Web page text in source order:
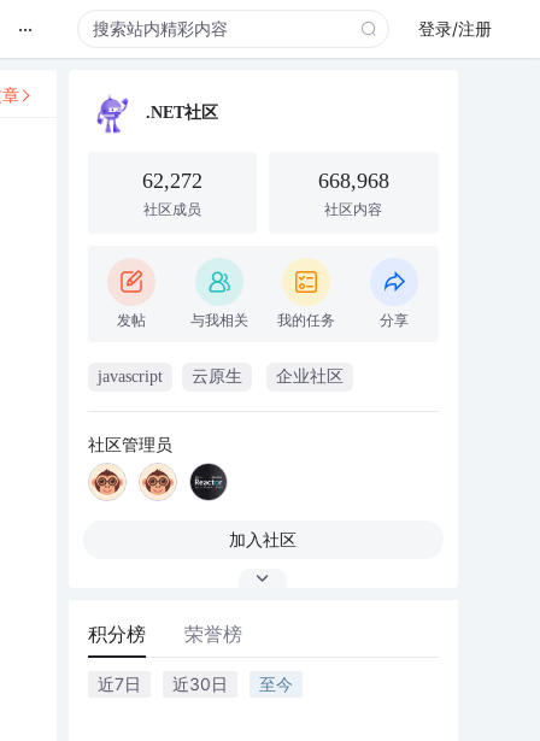
... 登录/注册
.NET社区
62,272
社区成员
668,968
社区内容
发帖 与我相关 我的任务 分享
javascript 云原生 企业社区
社区管理员
加入社区
积分榜 荣誉榜
近7日 近30日 至今